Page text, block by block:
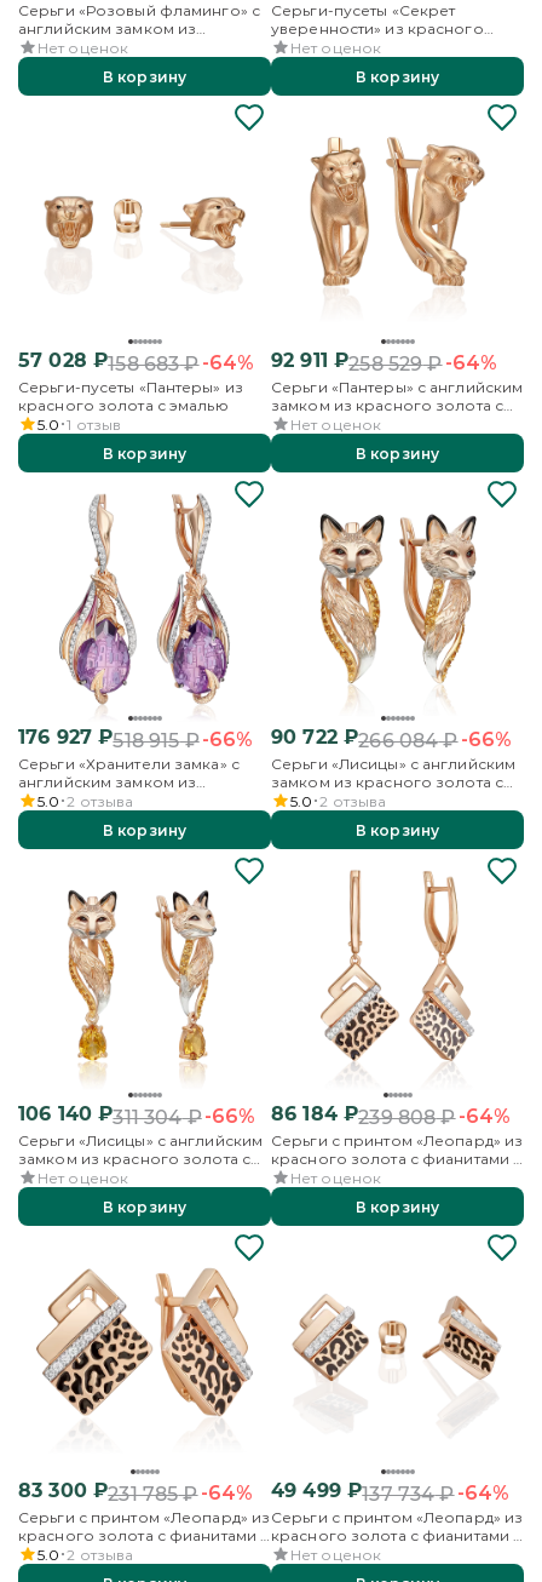
Серьги «Розовый фламинго» с
английским замком из
красного золота с гранатами и
эмалью
Нет оценок
В корзину
Серьги-пусеты «Секрет
уверенности» из красного
золота с эмалью
Нет оценок
В корзину
57 028 ₽158 683₽-64%
Серьги-пусеты «Пантеры» из
красного золота с эмалью
5.0 1 отзыв
В корзину
92 911 ₽258 529₽-64%
Серьги «Пантеры» с английским
замком из красного золота с
эмалью
Нет оценок
В корзину
176 927 ₽518 915₽-66%
Серьги «Хранители замка» с
английским замком из
красного золота с аметистом,
бесцветными топазами и
эмалью
5.0 2 отзыва
В корзину
90 722₽266 084₽-66%
Серьги «Лисицы» с английским
замком из красного золота с
цитринами и эмалью
5.0 2 отзыва
В корзину
106 140 ₽311 304₽-66%
Серьги «Лисицы» с английским
замком из красного золота с
цитринами и эмалью
Нет оценок
В корзину
86 184₽239 808₽-64%
Серьги с принтом «Леопард» из
красного золота с фианитами и
эмалью
Нет оценок
В корзину
83 300₽231 785₽-64%
Серьги с принтом «Леопард» из
красного золота с фианитами и
эмалью
5.0 2 отзыва
49 499₽137 734₽-64%
Серьги с принтом «Леопард» из
красного золота с фианитами и
эмалью
Нет оценок